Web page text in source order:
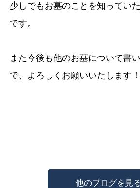
少しでもお墓のことを知ってい
です。
また今後も他のお墓について書
で、よろしくお願いいたします！
他のブログを見る